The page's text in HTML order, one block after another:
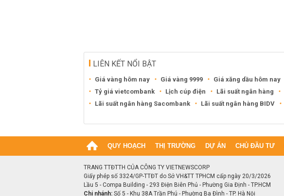
LIÊN KẾT NỔI BẬT
Giá vàng hôm nay Giá vàng 9999 Giá xăng dầu hôm nay
Tỷ giá vietcombank
Lịch cúp điện Lãi suất ngân hàng
Lãi suất ngân hàng Sacombank
Lãi suất ngân hàng BIDV
QUY HOẠCH THỊ TRƯỜNG DỰ ÁN CHỦ ĐẦU TƯ
TRANG TTĐTTH CỦA CÔNG TY VIETNEWSCORP
Giấy phép số 3324/GP-TTĐT do Sở VH&TT TPHCM cấp ngày 20/3/2026
Lầu 5 - Compa Building - 293 Điện Biên Phủ - Phường Gia Định - TP.HCM
Chi nhánh: Số 5 - Khu 38A Trần Phú - Phường Ba Đình - TP. Hà Nội